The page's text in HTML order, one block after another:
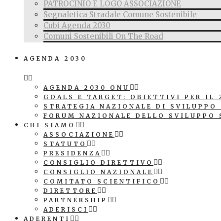
PATROCINIO E LOGO ASSOCIAZIONE
Segnaletica Stradale Comune Sostenibile
Cubi Agenda 2030
Comuni Sostenibili On The Road
AGENDA 2030
AGENDA 2030 ONU
GOALS E TARGET: OBIETTIVI PER IL
STRATEGIA NAZIONALE DI SVILUPPO
FORUM NAZIONALE DELLO SVILUPPO
CHI SIAMO
ASSOCIAZIONE
STATUTO
PRESIDENZA
CONSIGLIO DIRETTIVO
CONSIGLIO NAZIONALE
COMITATO SCIENTIFICO
DIRETTORE
PARTNERSHIP
ADERISCI
ADERENTI